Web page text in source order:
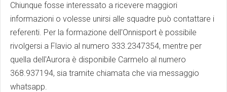
Chiunque fosse interessato a ricevere maggiori
informazioni o volesse unirsi alle squadre può contattare i
referenti. Per la formazione dell'Onnisport è possibile
rivolgersi a Flavio al numero 333.2347354, mentre per
quella dell'Aurora è disponibile Carmelo al numero
368.937194, sia tramite chiamata che via messaggio
whatsapp.